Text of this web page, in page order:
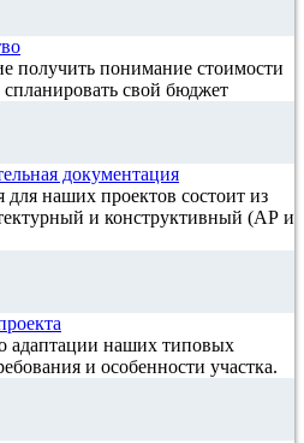
получить понимание стоимости
спланировать свой бюджет
документация
для наших проектов состоит из
и конструктивный (АР и
адаптации наших типовых
и особенности участка.